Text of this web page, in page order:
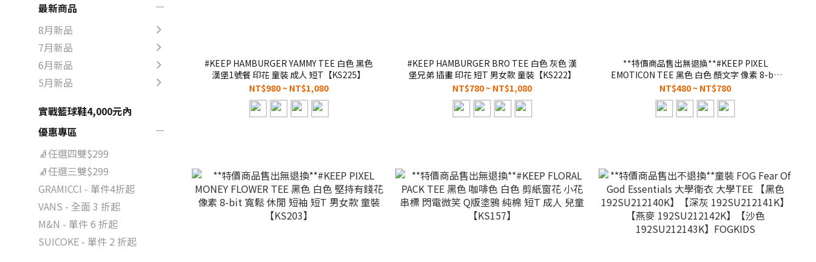
最新商品
8月新品
7月新品
6月新品
5月新品
實戰籃球鞋4,000元內
優惠專區
🧦任選四雙$299
🧦任選三雙$299
GRAMICCI - 單件4折起
VANS - 全面 3 折起
M&N - 單件 6 折起
SUICOKE - 單件 2 折起
#KEEP HAMBURGER YAMMY TEE 白色 黑色
漢堡1號餐 印花 童裝 成人 短T【KS225】
NT$980 ~ NT$1,080
#KEEP HAMBURGER BRO TEE 白色 灰色 漢
堡兄弟 插畫 印花 短T 男女款 童裝【KS222】
NT$780 ~ NT$1,080
**特價商品售出無退換**#KEEP PIXEL
EMOTICON TEE 黑色 白色 顏文字 像素 8-bit
寬鬆 休閒 短袖 短T 男女款 童裝【KS207】
NT$480 ~ NT$780